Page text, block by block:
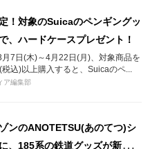
！対象のSuicaのペンギングッ
、ハードケースプレゼント！
7日(木)～4月22日(月)、対象商品を
込)以上購入すると、Suicaのペ...
ア編集部
ンのANOTETSU(あのてつ)シ
、185系の鉄道グッズが新登